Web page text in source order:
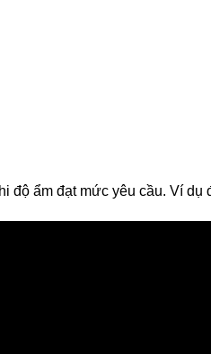
ẩm đạt mức yêu cầu. Ví dụ